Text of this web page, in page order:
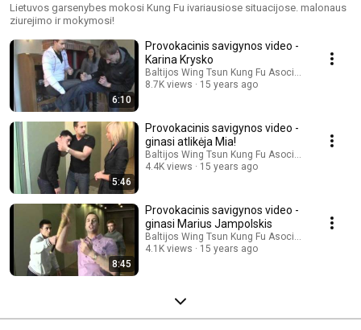
Lietuvos garsenybes mokosi Kung Fu ivariausiose situacijose. malonaus
ziurejimo ir mokymosi!
6:10
Provokacinis savigynos video -
Karina Krysko
Baltijos Wing Tsun Kung Fu Asociacija
8.7K views
15 years ago
5:46
Provokacinis savigynos video -
ginasi atlikėja Mia!
Baltijos Wing Tsun Kung Fu Asociacija
4.4K views
15 years ago
8:45
Provokacinis savigynos video -
ginasi Marius Jampolskis
Baltijos Wing Tsun Kung Fu Asociacija
4.1K views
15 years ago